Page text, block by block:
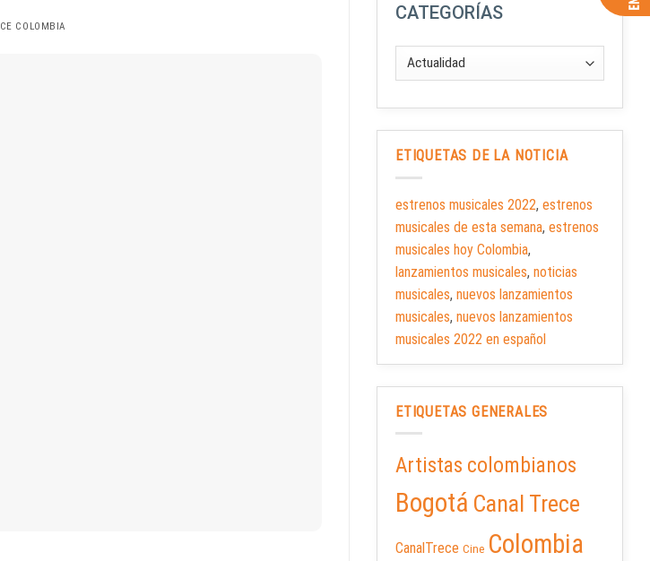
COLOMBIA
CATEGORÍAS
ETIQUETAS DE LA NOTICIA
estrenos musicales 2022, estrenos
musicales de esta semana, estrenos
musicales hoy Colombia,
lanzamientos musicales, noticias
musicales, nuevos lanzamientos
musicales, nuevos lanzamientos
musicales 2022 en español
ETIQUETAS GENERALES
Artistas colombianos
Bogotá Canal Trece
CanalTrece Cine Colombia